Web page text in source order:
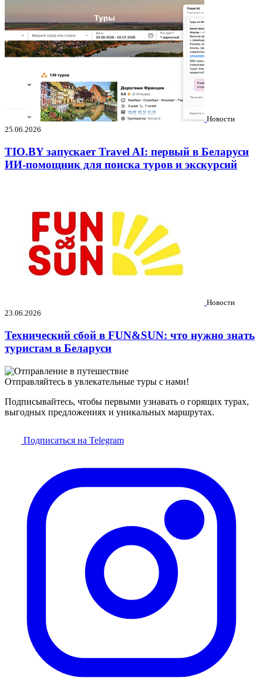
Новости
25.06.2026
TIO.BY запускает Travel AI: первый в Беларуси
ИИ-помощник для поиска туров и экскурсий
Новости
23.06.2026
Технический сбой в FUN&SUN: что нужно знать
туристам в Беларуси
Отправляйтесь в увлекательные туры с нами!
Подписывайтесь, чтобы первыми узнавать о горящих турах,
выгодных предложениях и уникальных маршрутах.
Подписаться на Telegram